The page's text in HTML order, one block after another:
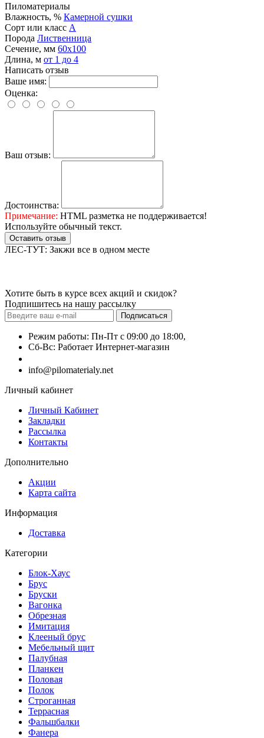
Пиломатериалы
Влажность, % Камерной сушки
Сорт или класс А
Порода Лиственница
Сечение, мм 60x100
Длина, м от 1 до 4
Написать отзыв
Ваше имя:
Оценка:
Ваш отзыв:
Достоинства:
Примечание: HTML разметка не поддерживается!
Используйте обычный текст.
Оставить отзыв
ЛЕС-ТУТ: Закжи все в одном месте
Хотите быть в курсе всех акций и скидок?
Подпишитесь на нашу рассылку
Подписаться
Режим работы: Пн-Пт с 09:00 до 18:00,
Сб-Вс: Работает Интернет-магазин
info@pilomaterialy.net
Личный кабинет
Личный Кабинет
Закладки
Рассылка
Контакты
Дополнительно
Акции
Карта сайта
Информация
Доставка
Категории
Блок-Хаус
Брус
Бруски
Вагонка
Обрезная
Имитация
Клееный брус
Мебельный щит
Палубная
Планкен
Половая
Полок
Строганная
Террасная
Фальшбалки
Фанера